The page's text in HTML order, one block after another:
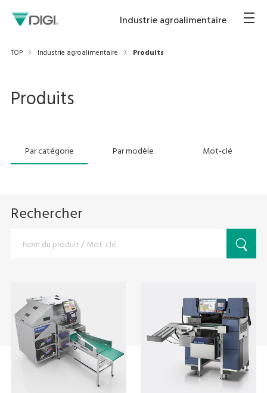
Industrie agroalimentaire
TOP Industrie agroalimentaire Produits
Produits
Par catégorie Par modèle Mot-clé
Rechercher